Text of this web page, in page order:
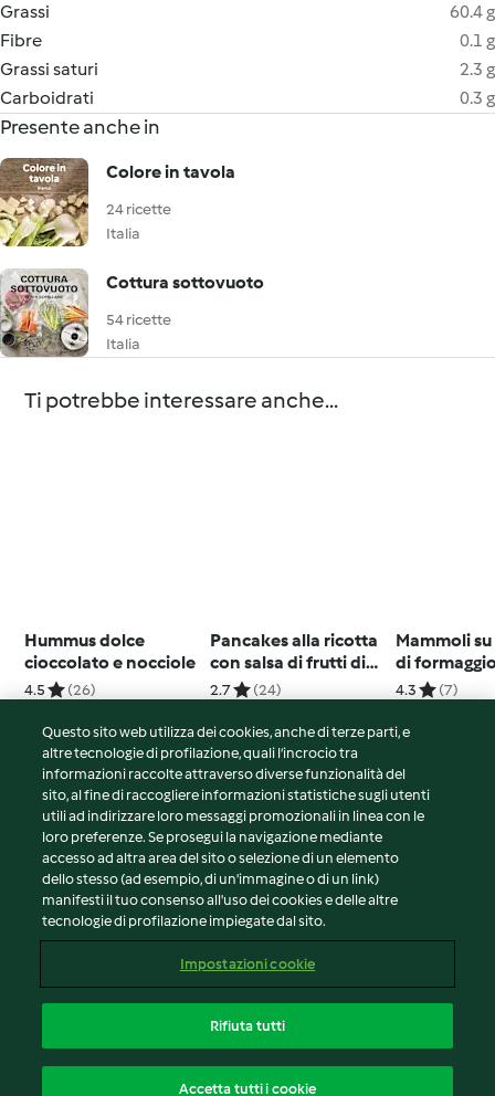
Grassi
60.4 g
Fibre
0.1 g
Grassi saturi
2.3 g
Carboidrati
0.3 g
Presente anche in
Colore in tavola
24 ricette
Italia
Cottura sottovuoto
54 ricette
Italia
Ti potrebbe interessare anche...
Hummus dolce
cioccolato e nocciole
4.5 (26)
Pancakes alla ricotta
con salsa di frutti di
bosco e banana
2.7 (24)
Mammoli
di
4.3 (7)
© Copyright 2026
Termini del servizio
Informativa sulla privacy
Avvertenze generali
Note legali
Contenuto del rapporto
Dichiarazione di accessibilità
Questo sito web utilizza dei cookies, anche di terze parti, e
altre tecnologie di profilazione, quali l’incrocio tra
informazioni raccolte attraverso diverse funzionalità del
sito, al fine di raccogliere informazioni statistiche sugli utenti
utili ad indirizzare loro messaggi promozionali in linea con le
loro preferenze. Se prosegui la navigazione mediante
accesso ad altra area del sito o selezione di un elemento
dello stesso (ad esempio, di un'immagine o di un link)
manifesti il tuo consenso all'uso dei cookies e delle altre
tecnologie di profilazione impiegate dal sito.
Impostazioni cookie
Rifiuta tutti
Accetta tutti i cookie